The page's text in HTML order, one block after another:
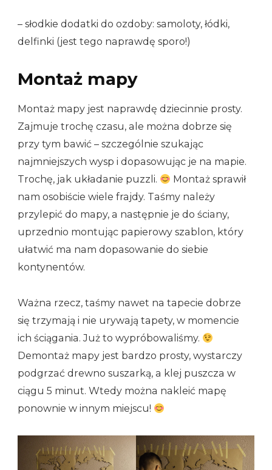
– słodkie dodatki do ozdoby: samoloty, łódki,
delfinki (jest tego naprawdę sporo!)
Montaż mapy
Montaż mapy jest naprawdę dziecinnie prosty.
Zajmuje trochę czasu, ale można dobrze się
przy tym bawić – szczególnie szukając
najmniejszych wysp i dopasowując je na mapie.
Trochę, jak układanie puzzli.
Montaż sprawił
nam osobiście wiele frajdy. Taśmy należy
przylepić do mapy, a następnie je do ściany,
uprzednio montując papierowy szablon, który
ułatwić ma nam dopasowanie do siebie
kontynentów.
Ważna rzecz, taśmy nawet na tapecie dobrze
się trzymają i nie urywają tapety, w momencie
ich ściągania. Już to wypróbowaliśmy.
Demontaż mapy jest bardzo prosty, wystarczy
podgrzać drewno suszarką, a klej puszcza w
ciągu 5 minut. Wtedy można nakleić mapę
ponownie w innym miejscu!